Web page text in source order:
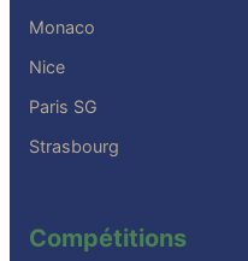
Monaco
Nice
Paris SG
Strasbourg
Compétitions